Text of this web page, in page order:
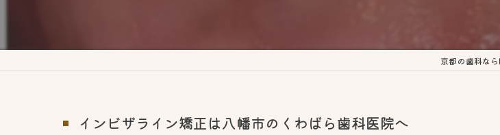
京都の歯科な
インビザライン矯正は八幡市のくわばら歯科医院へ